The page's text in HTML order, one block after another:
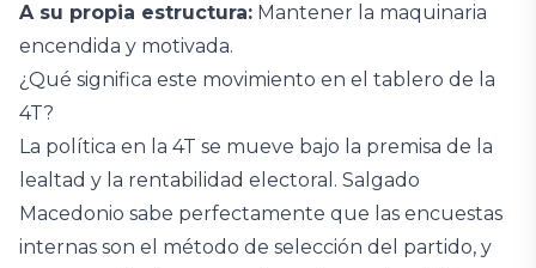
A su propia estructura: Mantener la maquinaria
encendida y motivada.
¿Qué significa este movimiento en el tablero de la
4T?
La política en la 4T se mueve bajo la premisa de la
lealtad y la rentabilidad electoral. Salgado
Macedonio sabe perfectamente que las encuestas
internas son el método de selección del partido, y